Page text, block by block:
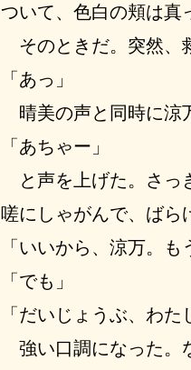
ついて、色白の頬は真
そのときだ。突然、
「あっ」
晴美の声と同時に涼
「あちゃー」
と声を上げた。さっ
嗟にしゃがんで、ばら
「いいから、涼万。も
「でも」
「だいじょうぶ、わ
強い口調になった。